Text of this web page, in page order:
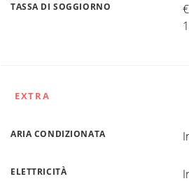
TASSA DI SOGGIORNO
EXTRA
ARIA CONDIZIONATA
ELETTRICITÀ